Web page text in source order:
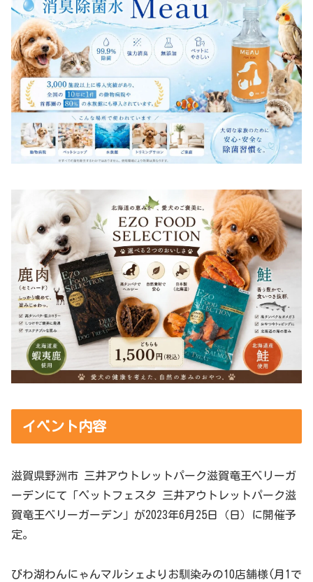
イベント内容
滋賀県野洲市 三井アウトレットパーク滋賀竜王ベリーガ
ーデンにて「ペットフェスタ 三井アウトレットパーク滋
賀竜王ベリーガーデン」が2023年6月25日（日）に開催予
定。
びわ湖わんにゃんマルシェよりお馴染みの10店舗様(月1で